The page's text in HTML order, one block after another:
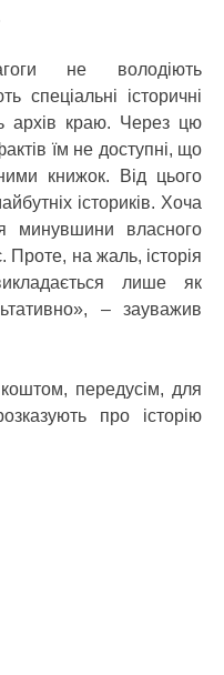
не володіють
спеціальні історичні
архів краю. Через цю
їм не доступні, що
книжок. Від цього
істориків. Хоча
минувшини власного
Проте, на жаль, історія
лише як
– зауважив
передусім, для
про історію